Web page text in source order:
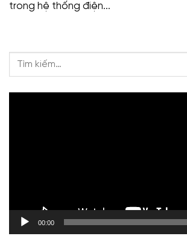
trong hệ thống điện...
00:00